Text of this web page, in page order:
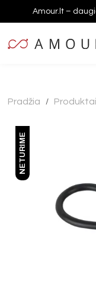
Amour.lt –
Pradžia / Produktai
NETURIME